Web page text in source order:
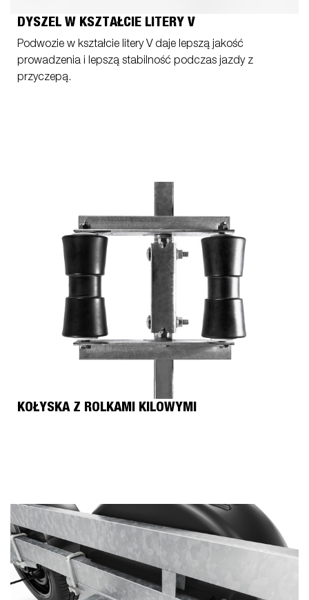
DYSZEL W KSZTAŁCIE LITERY V
Podwozie w kształcie litery V daje lepszą jakość
prowadzenia i lepszą stabilność podczas jazdy z
przyczepą.
KOŁYSKA Z ROLKAMI KILOWYMI